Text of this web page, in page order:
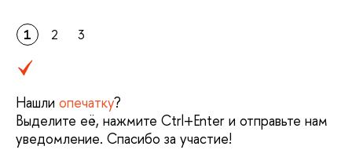
1 2 3
Нашли опечатку?
Выделите её, нажмите Ctrl+Enter и отправьте нам
уведомление. Спасибо за участие!